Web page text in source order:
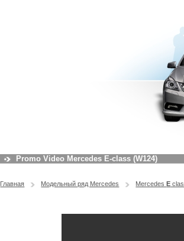
Promo Video Mercedes E-class (W124)
Главная Модельный ряд Mercedes MercedesE